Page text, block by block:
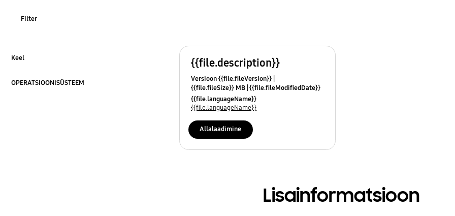
Filter
Keel
OPERATSIOONISÜSTEEM
{{file.description}}
Versioon {{file.fileVersion}}
{{file.fileSize}} MB {{file.fileModifiedDate}}
{{file.osNames}}
{{file.languageName}}
{{file.languageName}}
Allalaadimine
Lisainformatsioon